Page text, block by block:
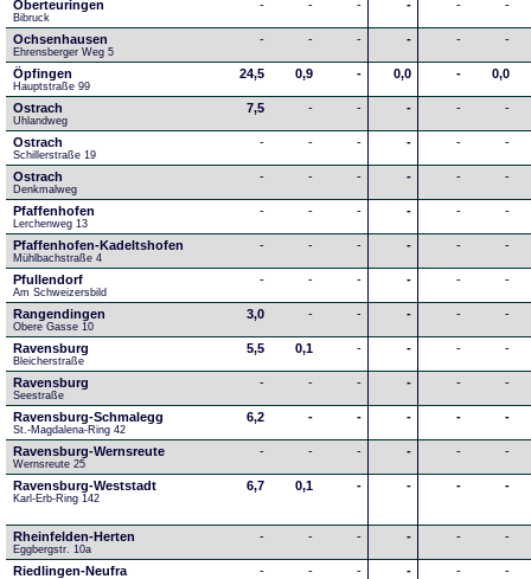
Oberteuringen
Bibruck
- - - - - -
Ochsenhausen
Ehrensberger Weg 5
- - - - - -
Öpfingen
Hauptstraße 99
24,5 0,9 - 0,0 - 0,0
Ostrach
Uhlandweg
7,5 - - - - -
Ostrach
Schillerstraße 19
- - - - - -
Ostrach
Denkmalweg
- - - - - -
Pfaffenhofen
Lerchenweg 13
- - - - - -
Pfaffenhofen-Kadeltshofen
Mühlbachstraße 4
- - - - - -
Pfullendorf
Am Schweizersbild
- - - - - -
Rangendingen
Obere Gasse 10
3,0 - - - - -
Ravensburg
Bleicherstraße
5,5 0,1 - - - -
Ravensburg
Seestraße
- - - - - -
Ravensburg-Schmalegg
St.-Magdalena-Ring 42
6,2 - - - - -
Ravensburg-Wernsreute
Wernsreute 25
- - - - - -
Ravensburg-Weststadt
Karl-Erb-Ring 142
6,7 0,1 - - - -
Rheinfelden-Herten
Eggbergstr. 10a
- - - - - -
Riedlingen-Neufra - - - - - -